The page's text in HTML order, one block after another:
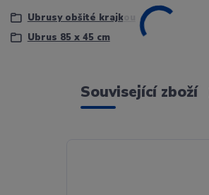
Ubrusy obšité krajkou
Ubrus 85 x 45 cm
Související zboží